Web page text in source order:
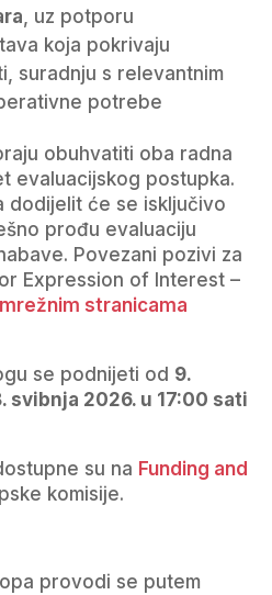
, uz potporu
koja pokrivaju
suradnju s relevantnim
potrebe
obuhvatiti oba radna
evaluacijskog postupka.
dodijelit će se isključivo
prođu evaluaciju
Povezani pozivi za
Expression of Interest –
mrežnim stranicama
se podnijeti od 9.
svibnja 2026. u 17:00 sati
su na Funding and
komisije.
provodi se putem